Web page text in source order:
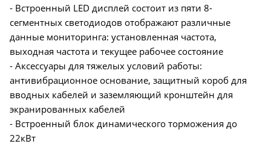
- Встроенный LED дисплей состоит из пяти 8-
сегментных светодиодов отображают различные
данные мониторинга: установленная частота,
выходная частота и текущее рабочее состояние
- Аксессуары для тяжелых условий работы:
антивибрационное основание, защитный короб для
вводных кабелей и заземляющий кронштейн для
экранированных кабелей
- Встроенный блок динамического торможения до
22кВт